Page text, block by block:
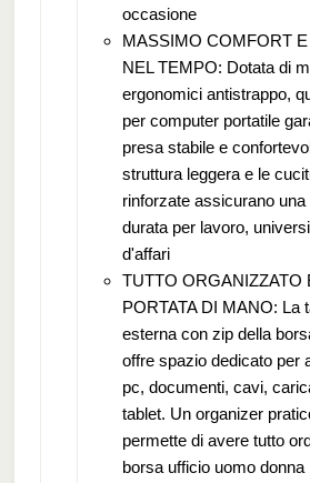
occasione
MASSIMO COMFORT E
NEL TEMPO: Dotata di
ergonomici antistrappo,
per computer portatile
presa stabile e
struttura leggera e le
rinforzate assicurano una
durata per lavoro,
d'affari
TUTTO ORGANIZZATO
PORTATA DI MANO: La
esterna con zip della
offre spazio dedicato per
pc, documenti, cavi,
tablet. Un organizer
permette di avere tutto
borsa ufficio uomo donna